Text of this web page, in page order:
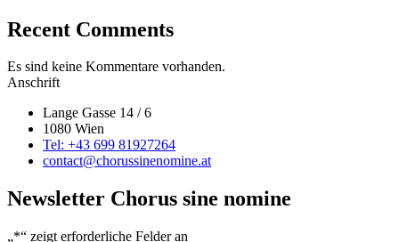
Recent Comments
Es sind keine Kommentare vorhanden.
Anschrift
Lange Gasse 14 / 6
1080 Wien
Tel: +43 699 81927264
contact@chorussinenomine.at
Newsletter Chorus sine nomine
„*“ zeigt erforderliche Felder an